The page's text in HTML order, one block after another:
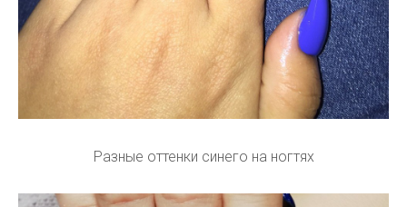
Разные оттенки синего на ногтях